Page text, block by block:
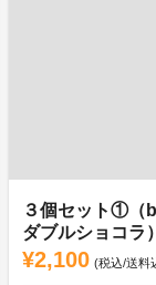
３個セット①（
ダブルショコラ）
¥2,100 (税込/送料